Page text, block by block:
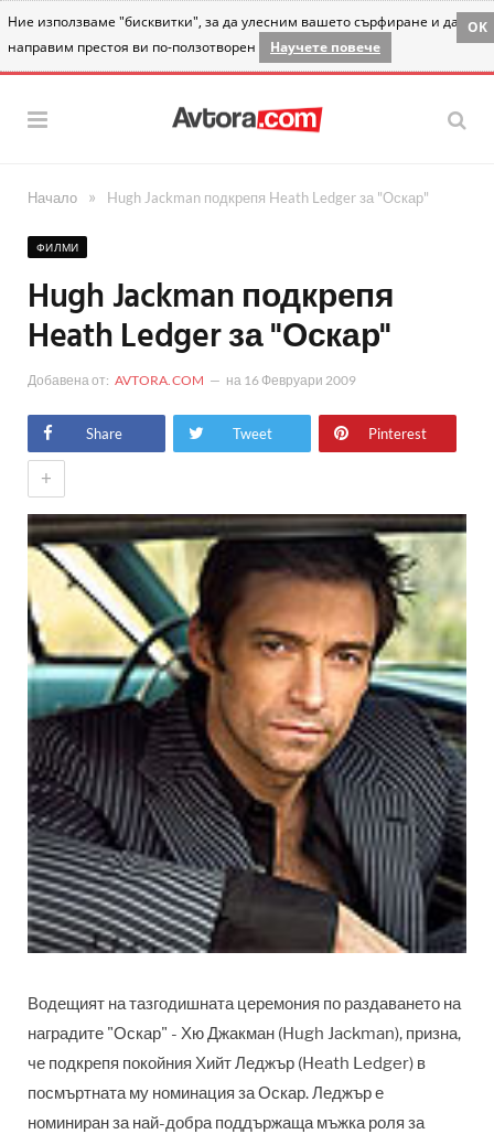
Ние използваме "бисквитки", за да улесним вашето сърфиране и да
направим престоя ви по-ползотворен
Научете повече
OK
Начало » Hugh Jackman подкрепя Heath Ledger за "Оскар"
ФИЛМИ
Hugh Jackman подкрепя
Heath Ledger за "Оскар"
Добавена от: AVTORA.COM на 16 Февруари 2009
Share Tweet Pinterest
+
Водещият на тазгодишната церемония по раздаването на
наградите "Оскар" - Хю Джакман (Hugh Jackman), призна,
че подкрепя покойния Хийт Леджър (Heath Ledger) в
посмъртната му номинация за Оскар. Леджър е
номиниран за най-добра поддържаща мъжка роля за